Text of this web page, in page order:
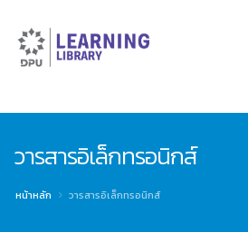
วารสารอิเล็กทรอนิกส์
หน้าหลัก วารสารอิเล็กทรอนิกส์